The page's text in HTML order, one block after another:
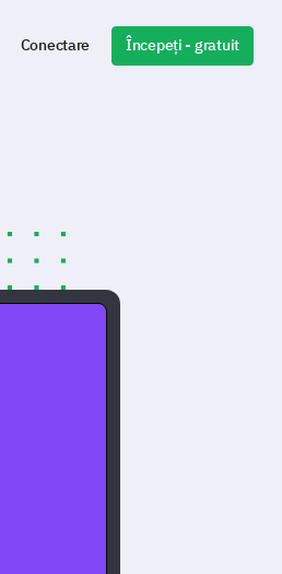
Conectare Începeți - gratuit